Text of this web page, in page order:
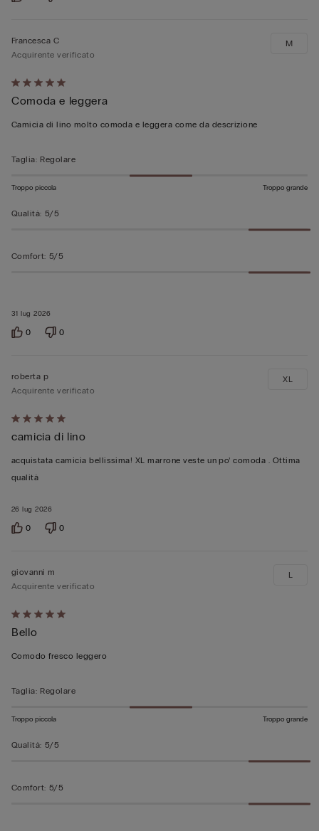
Valutato
5
su
31 lug 2026
Francesca C
Acquirente verificato
Comoda e leggera
Camicia di lino molto comoda e leggera come da descrizione
M
Taglia: Regolare
Troppo piccola Troppo grande
Qualità: 5/5
Comfort: 5/5
0 0
Valutato
5
su
5
26 lug 2026
roberta p
Acquirente verificato
camicia di lino
acquistata camicia bellissima! XL marrone veste un po’ comoda . Ottima
qualità
XL
0 0
Valutato
5
su
giovanni m
Acquirente verificato
Bello
Comodo fresco leggero
L
Taglia: Regolare
Troppo piccola Troppo grande
Qualità: 5/5
Comfort: 5/5